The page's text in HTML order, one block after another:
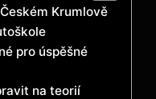
Krumlově
pro úspěšné
na teorií